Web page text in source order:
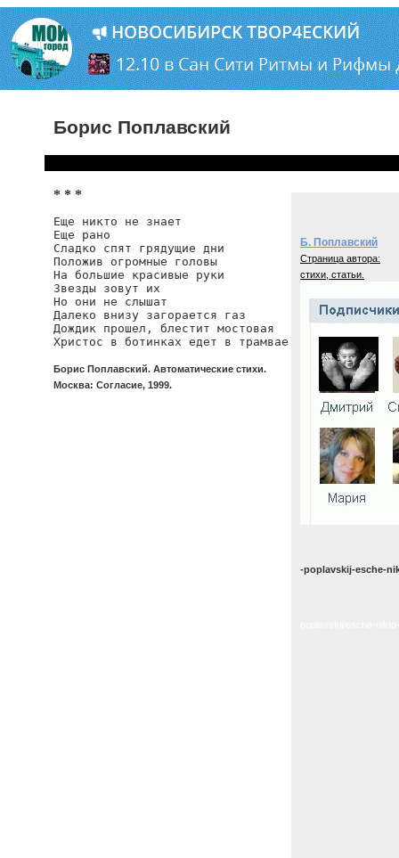
Борис Поплавский
* * *
Еще никто не знает
Еще рано
Сладко спят грядущие дни
Положив огромные головы
На большие красивые руки
Звезды зовут их
Но они не слышат
Далеко внизу загорается газ
Дождик прошел, блестит мостовая
Христос в ботинках едет в трамвае
Борис Поплавский. Автоматические стихи.
Москва: Согласие, 1999.
Б. Поплавский
Страница автора:
стихи, статьи.
-poplavskij-esche-